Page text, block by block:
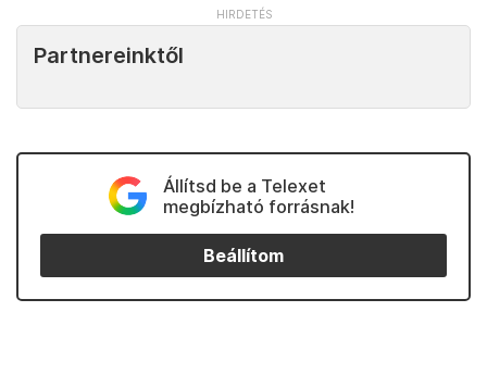
Partnereinktől
Állítsd be a Telexet
megbízható forrásnak!
Beállítom